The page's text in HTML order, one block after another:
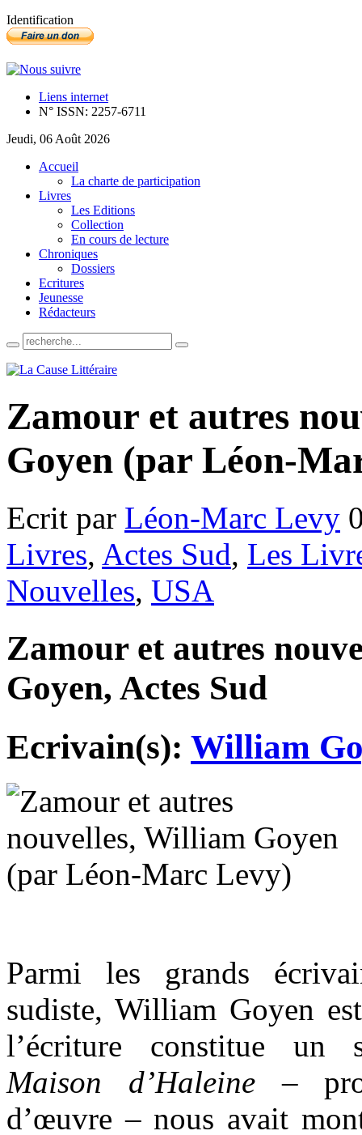
Identification
Liens internet
N° ISSN: 2257-6711
Jeudi, 06 Août 2026
Accueil
La charte de participation
Livres
Les Editions
Collection
En cours de lecture
Chroniques
Dossiers
Ecritures
Jeunesse
Rédacteurs
Zamour et autres
Goyen (par Léon-
Ecrit par Léon-Marc Levy
Livres, Actes Sud, Les
Nouvelles, USA
Zamour et autres
Goyen, Actes Sud
Ecrivain(s): William
Parmi les grands
sudiste, William Goyen
l’écriture constitue un
Maison d’Haleine–
d’œuvre – nous avait